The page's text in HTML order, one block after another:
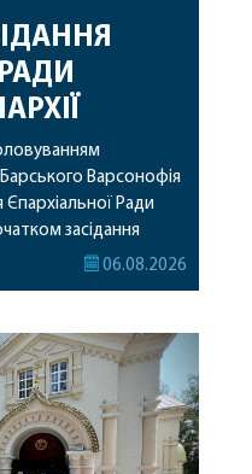
Варсонофія
Єпархіальної Ради
засідання
імені членів Ради
Божої
та
[…]
06.08.2026